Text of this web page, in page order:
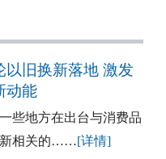
以旧换新落地 激发
动能
些地方在出台与消费品
新相关的……[详情]